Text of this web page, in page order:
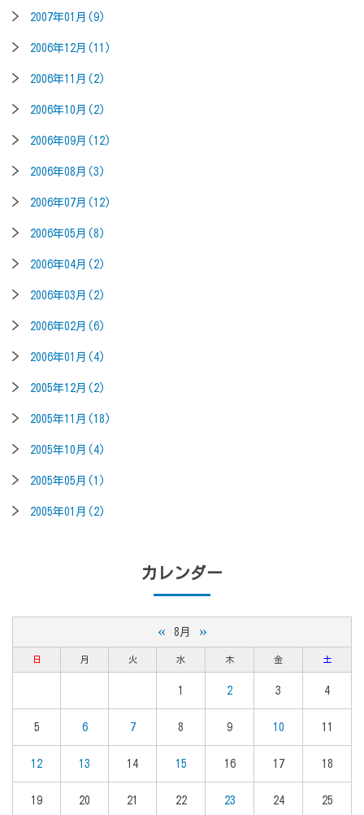
2007年01月(9)
2006年12月(11)
2006年11月(2)
2006年10月(2)
2006年09月(12)
2006年08月(3)
2006年07月(12)
2006年05月(8)
2006年04月(2)
2006年03月(2)
2006年02月(6)
2006年01月(4)
2005年12月(2)
2005年11月(18)
2005年10月(4)
2005年05月(1)
2005年01月(2)
カレンダー
« 8月 »
日 月 火 水 木 金 土
1 2 3 4
5 6 7 8 9 10 11
12 13 14 15 16 17 18
19 20 21 22 23 24 25